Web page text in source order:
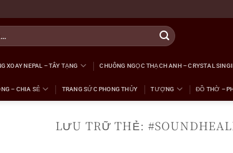
XOAY NEPAL – TÂY TẠNG CHUÔNG NGỌC THẠCH ANH – CRYSTAL
– CHIA SẺ TRANG SỨC PHONG THỦY TƯỢNG ĐỒ THỜ –
LƯU TRỮ THẺ: